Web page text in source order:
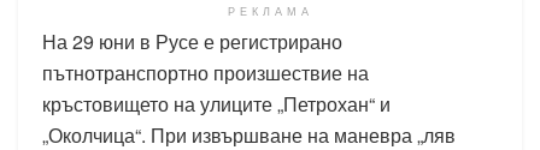
РЕКЛАМА
На 29 юни в Русе е регистрирано
пътнотранспортно произшествие на
кръстовището на улиците „Петрохан“ и
„Околчица“. При извършване на маневра „ляв